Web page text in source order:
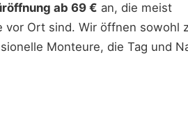
ab 69 € an, die meist
Ort sind. Wir öffnen sowohl
Monteure, die Tag und